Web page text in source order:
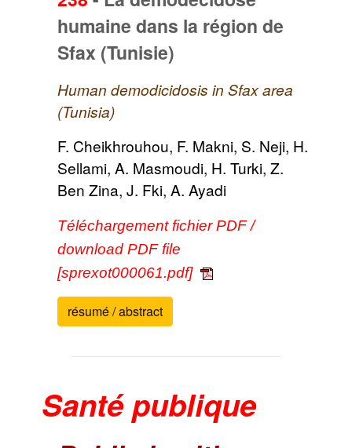
humaine dans la région de
Sfax (Tunisie)
Human demodicidosis in Sfax area
(Tunisia)
F. Cheikhrouhou, F. Makni, S. Neji, H.
Sellami, A. Masmoudi, H. Turki, Z.
Ben Zina, J. Fki, A. Ayadi
Téléchargement fichier PDF /
download PDF file
[sprexot000061.pdf]
résumé / abstract
Santé publique